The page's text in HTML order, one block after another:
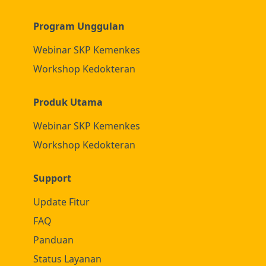
Program Unggulan
Webinar SKP Kemenkes
Workshop Kedokteran
Produk Utama
Webinar SKP Kemenkes
Workshop Kedokteran
Support
Update Fitur
FAQ
Panduan
Status Layanan